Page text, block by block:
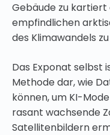
Gebäude zu
empfindlichen
des Klimawandels
Das Exponat selbst
Methode dar, wie
können, um KI-
rasant wachsende
Satellitenbildern